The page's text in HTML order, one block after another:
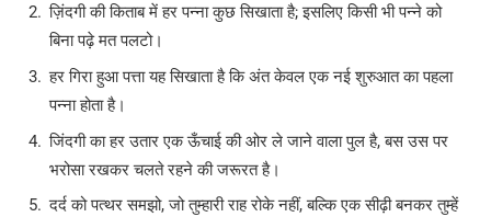
ज़िंदगी की किताब में हर पन्ना कुछ सिखाता है; इसलिए किसी भी पन्ने को
बिना पढ़े मत पलटो।
हर गिरा हुआ पत्ता यह सिखाता है कि अंत केवल एक नई शुरुआत का पहला
पन्ना होता है।
जिंदगी का हर उतार एक ऊँचाई की ओर ले जाने वाला पुल है, बस उस पर
भरोसा रखकर चलते रहने की जरूरत है।
दर्द को पत्थर समझो, जो तुम्हारी राह रोके नहीं, बल्कि एक सीढ़ी बनकर तुम्हें